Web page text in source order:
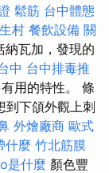
鬆筋 台中體態
村 餐飲設備 關
納瓦加，發現的
中 台中排毒推
用的特性。 條
到下頜外觀上刺
外燴廠商 歐式
什麼 竹北筋膜
是什麼 顏色豐